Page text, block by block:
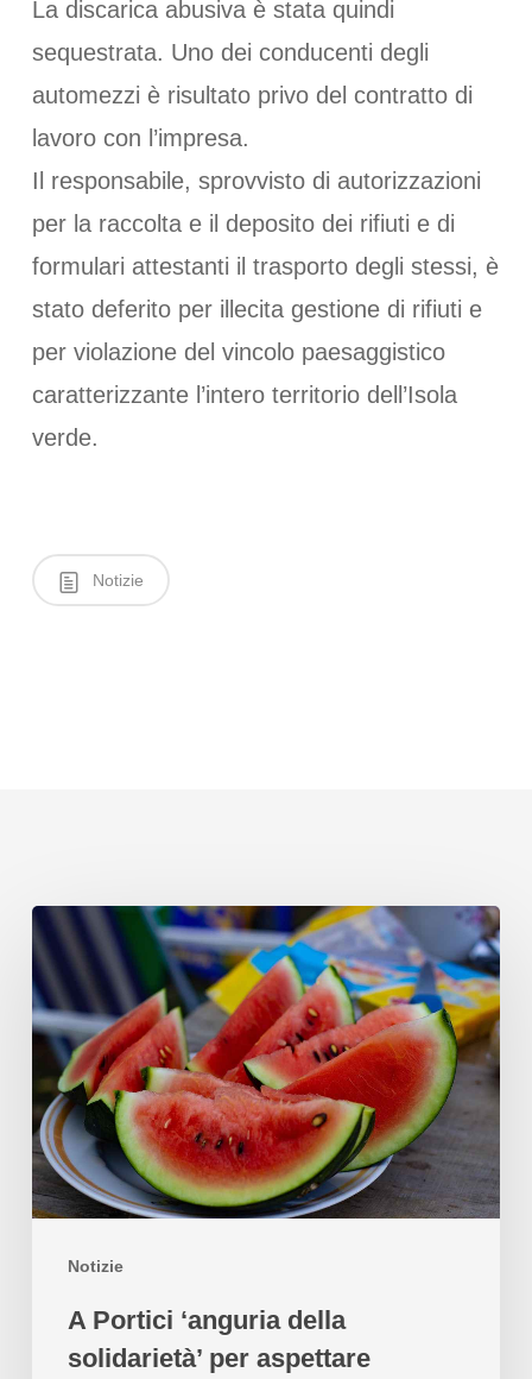
La discarica abusiva è stata quindi
sequestrata. Uno dei conducenti degli
automezzi è risultato privo del contratto di
lavoro con l’impresa.
Il responsabile, sprovvisto di autorizzazioni
per la raccolta e il deposito dei rifiuti e di
formulari attestanti il trasporto degli stessi, è
stato deferito per illecita gestione di rifiuti e
per violazione del vincolo paesaggistico
caratterizzante l’intero territorio dell’Isola
verde.
Notizie
Notizie
A Portici ‘anguria della
solidarietà’ per aspettare